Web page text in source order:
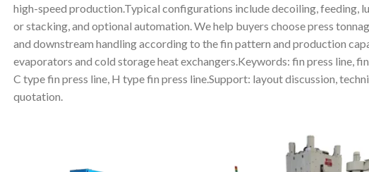
high-speed production.Typical configurations include decoiling, feeding,
or stacking, and optional automation. We help buyers choose press
and downstream handling according to the fin pattern and production
evaporators and cold storage heat exchangers.Keywords: fin press line,
C type fin press line, H type fin press line.Support: layout discussion,
quotation.